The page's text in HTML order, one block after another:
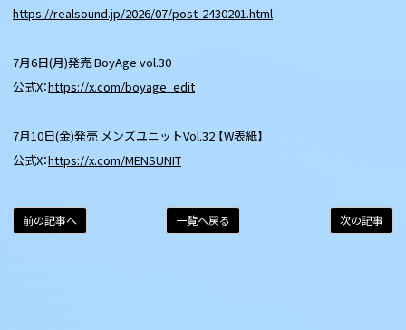
https://realsound.jp/2026/07/post-2430201.html
7月6日(月)発売 BoyAge vol.30
公式X：https://x.com/boyage_edit
7月10日(金)発売 メンズユニットVol.32 【W表紙】
公式X：https://x.com/MENSUNIT
次の記事
一覧へ戻る
前の記事へ